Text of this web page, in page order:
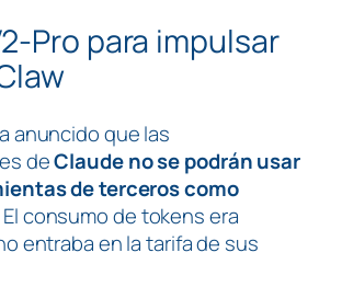
Pro para impulsar
anuncido que las
deClaude no se podrán usar
de terceros como
El consumo de tokens era
entraba en la tarifa de sus